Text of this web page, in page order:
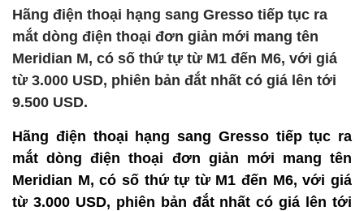
Hãng điện thoại hạng sang Gresso tiếp tục ra
mắt dòng điện thoại đơn giản mới mang tên
Meridian M, có số thứ tự từ M1 đến M6, với giá
từ 3.000 USD, phiên bản đắt nhất có giá lên tới
9.500 USD.
Hãng điện thoại hạng sang Gresso tiếp tục ra
mắt dòng điện thoại đơn giản mới mang tên
Meridian M, có số thứ tự từ M1 đến M6, với giá
từ 3.000 USD, phiên bản đắt nhất có giá lên tới